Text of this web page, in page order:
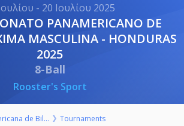
- 20 Ιουλίου 2025
MASCULINA - HONDURAS
2025
8-Ball
Rooster's Sport
Confederacion Panamericana de Billar Tournaments